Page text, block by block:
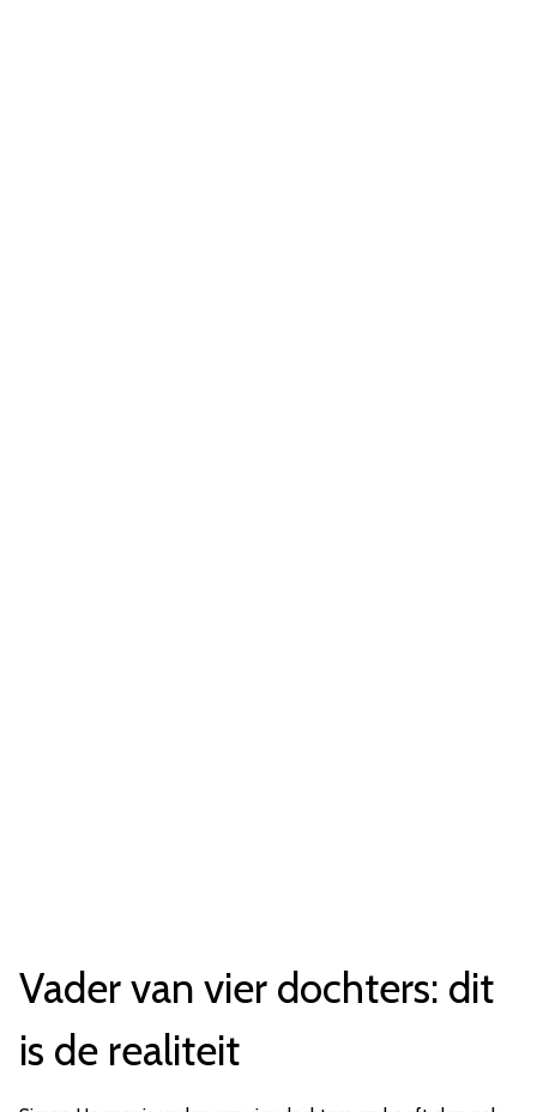
Vader van vier dochters: dit
is de realiteit